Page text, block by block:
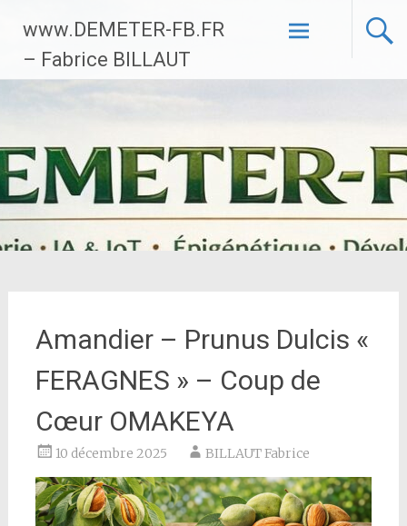
contenu
principal
www.DEMETER-FB.FR
– Fabrice BILLAUT
Amandier – Prunus Dulcis «
FERAGNES » – Coup de
Cœur OMAKEYA
10 décembre 2025 BILLAUT Fabrice